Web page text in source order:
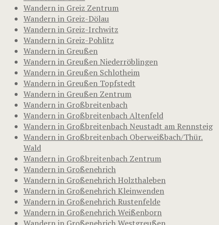
Wandern in Greiz Zentrum
Wandern in Greiz-Dölau
Wandern in Greiz-Irchwitz
Wandern in Greiz-Pohlitz
Wandern in Greußen
Wandern in Greußen Niederröblingen
Wandern in Greußen Schlotheim
Wandern in Greußen Topfstedt
Wandern in Greußen Zentrum
Wandern in Großbreitenbach
Wandern in Großbreitenbach Altenfeld
Wandern in Großbreitenbach Neustadt am Rennsteig
Wandern in Großbreitenbach Oberweißbach/Thür.
Wald
Wandern in Großbreitenbach Zentrum
Wandern in Großenehrich
Wandern in Großenehrich Holzthaleben
Wandern in Großenehrich Kleinwenden
Wandern in Großenehrich Rustenfelde
Wandern in Großenehrich Weißenborn